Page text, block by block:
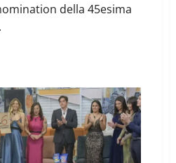
della 45esima